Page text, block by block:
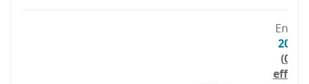
(0,60